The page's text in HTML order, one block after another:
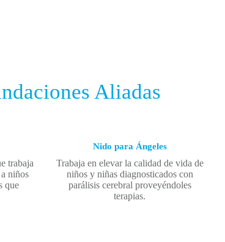
Aliadas
trabaja
niños
que
Nido para Ángeles
Trabaja en elevar la calidad de vida de
niños y niñas diagnosticados con
parálisis cerebral proveyéndoles
terapias.